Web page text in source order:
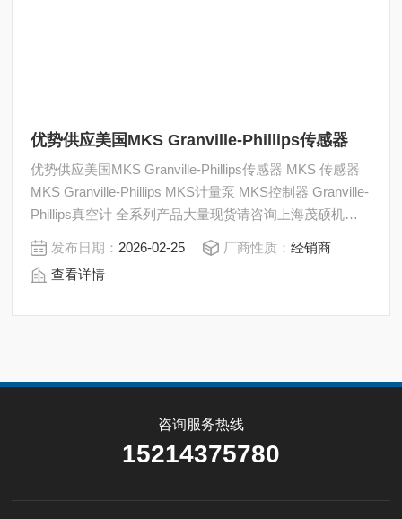
优势供应美国MKS Granville-Phillips传感器
优势供应美国MKS Granville-Phillips传感器 MKS 传感器
MKS Granville-Phillips MKS计量泵 MKS控制器 Granville-
Phillips真空计 全系列产品大量现货请咨询上海茂硕机械
设备有限公司
发布日期： 2026-02-25 厂商性质：经销商
查看详情
咨询服务热线
15214375780